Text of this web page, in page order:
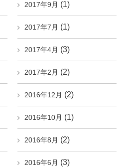
2017年9月 (1)
2017年7月 (1)
2017年4月 (3)
2017年2月 (2)
2016年12月 (2)
2016年10月 (1)
2016年8月 (2)
2016年6月 (3)